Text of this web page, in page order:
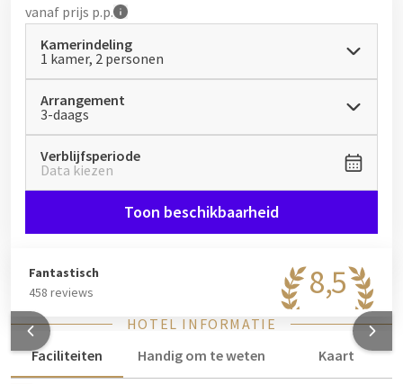
vanaf prijs p.p.
Kamerindeling
1 kamer, 2 personen
Arrangement
3-daags
Verblijfsperiode
Data kiezen
Toon beschikbaarheid
8,5
Fantastisch
458 reviews
HOTEL INFORMATIE
Faciliteiten
Handig om te weten
Kaart